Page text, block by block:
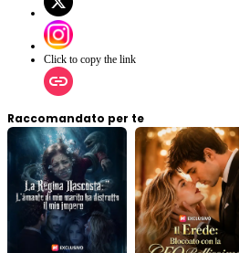
Click to copy the link
Raccomandato per te